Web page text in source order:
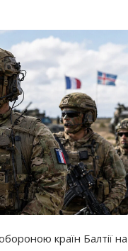
країн Балтії